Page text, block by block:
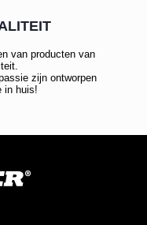
van producten van
zijn ontworpen
in huis!